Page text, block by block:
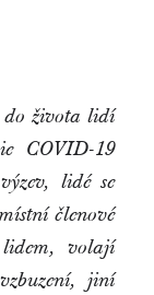
do života lidí
COVID-19
lidé se
členové
volají
jiní